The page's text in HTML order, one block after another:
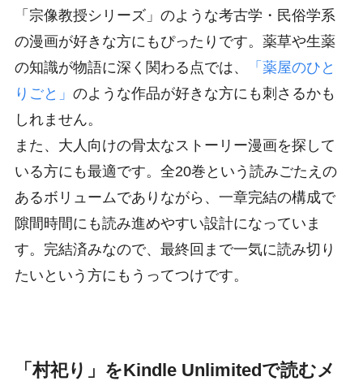
「宗像教授シリーズ」のような考古学・民俗学系
の漫画が好きな方にもぴったりです。薬草や生薬
の知識が物語に深く関わる点では、
「薬屋のひと
りごと」 のような作品が好きな方にも刺さるかも
しれません。
また、大人向けの骨太なストーリー漫画を探して
いる方にも最適です。全20巻という読みごたえの
あるボリュームでありながら、一章完結の構成で
隙間時間にも読み進めやすい設計になっていま
す。完結済みなので、最終回まで一気に読み切り
たいという方にもうってつけです。
「村祀り」をKindle Unlimitedで読むメ